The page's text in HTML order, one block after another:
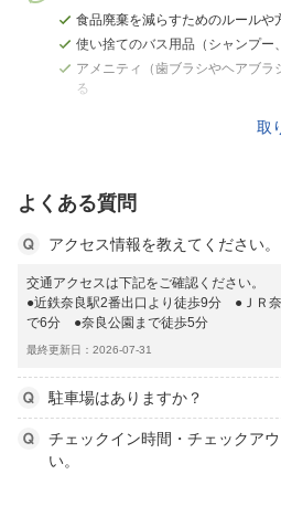
食品廃棄を減らすためのルールや
使い捨てのバス用品（シャンプー
アメニティ（歯ブラシやヘアブ
る
取
よくある質問
アクセス情報を教えてください。
交通アクセスは下記をご確認ください。
●近鉄奈良駅2番出口より徒歩9分 ●ＪＲ
で6分 ●奈良公園まで徒歩5分
最終更新日：2026-07-31
駐車場はありますか？
チェックイン時間・チェックア
い。